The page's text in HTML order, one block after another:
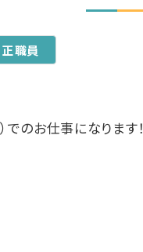
正職員
のお仕事になります！